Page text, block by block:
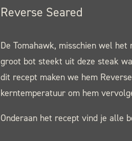
Reverse Seared
De Tomahawk, misschien wel
groot bot steekt uit deze steak
dit recept maken we hem
kerntemperatuur om hem
Onderaan het recept vind je alle